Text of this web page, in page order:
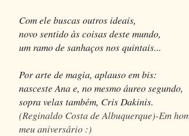
Com ele buscas outros ideais,
novo sentido às coisas deste mundo,
um ramo de sanhaços nos quintais...
Por arte de magia, aplauso em bis:
nasceste Ana e, no mesmo áureo segundo,
sopra velas também, Cris Dakinis.
(Reginaldo Costa de Albuquerque)-Em
meu aniversário :)